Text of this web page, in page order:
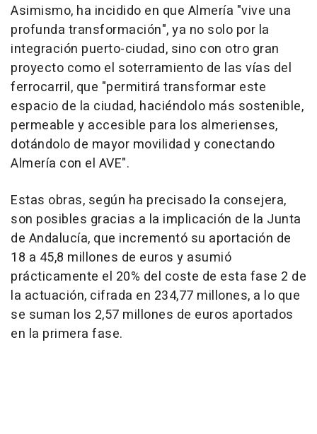
Asimismo, ha incidido en que Almería "vive una
profunda transformación", ya no solo por la
integración puerto-ciudad, sino con otro gran
proyecto como el soterramiento de las vías del
ferrocarril, que "permitirá transformar este
espacio de la ciudad, haciéndolo más sostenible,
permeable y accesible para los almerienses,
dotándolo de mayor movilidad y conectando
Almería con el AVE".
Estas obras, según ha precisado la consejera,
son posibles gracias a la implicación de la Junta
de Andalucía, que incrementó su aportación de
18 a 45,8 millones de euros y asumió
prácticamente el 20% del coste de esta fase 2 de
la actuación, cifrada en 234,77 millones, a lo que
se suman los 2,57 millones de euros aportados
en la primera fase.